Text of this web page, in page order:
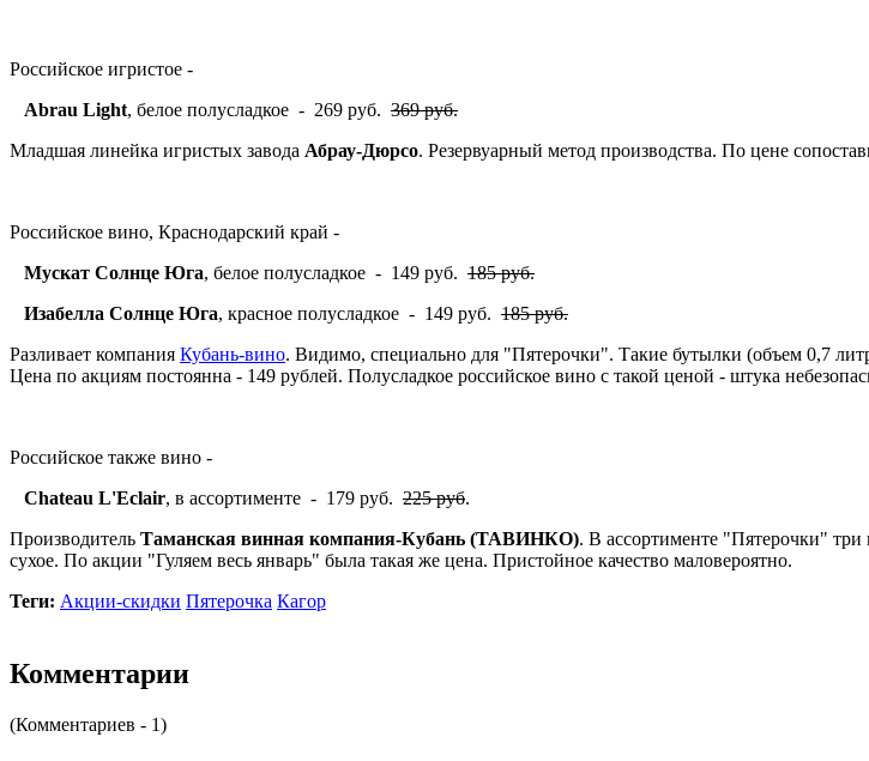
Российское игристое -
Abrau Light, белое полусладкое - 269 руб. 369 руб.
Младшая линейка игристых завода Абрау-Дюрсо. Резервуарный метод производства. По цене
Российское вино, Краснодарский край -
Мускат Солнце Юга, белое полусладкое - 149 руб. 185 руб.
Изабелла Солнце Юга, красное полусладкое - 149 руб. 185 руб.
Разливает компания Кубань-вино. Видимо, специально для "Пятерочки". Такие бутылки (объем 0,7
Цена по акциям постоянна - 149 рублей. Полусладкое российское вино с такой ценой - штука
Российское также вино -
Chateau L'Eclair, в ассортименте - 179 руб. 225 руб.
Производитель Таманская винная компания-Кубань (ТАВИНКО). В ассортименте "Пятерочки" три
сухое. По акции "Гуляем весь январь" была такая же цена. Пристойное качество маловероятно.
Теги: Акции-скидки Пятерочка Кагор
Комментарии
(Комментариев - 1)